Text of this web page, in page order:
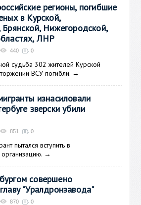
регионы, погибшие
в Курской,
Брянской, Нижегородской,
ЛНР
440 0
судьба 302 жителей Курской
ВСУ погибли. →
изнасиловали
зверски убили
851 0
пытался вступить в
→
совершено
"Уралдронзавода"
870 0